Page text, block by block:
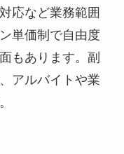
応など業務範囲
単価制で自由度
もあります。副
アルバイトや業